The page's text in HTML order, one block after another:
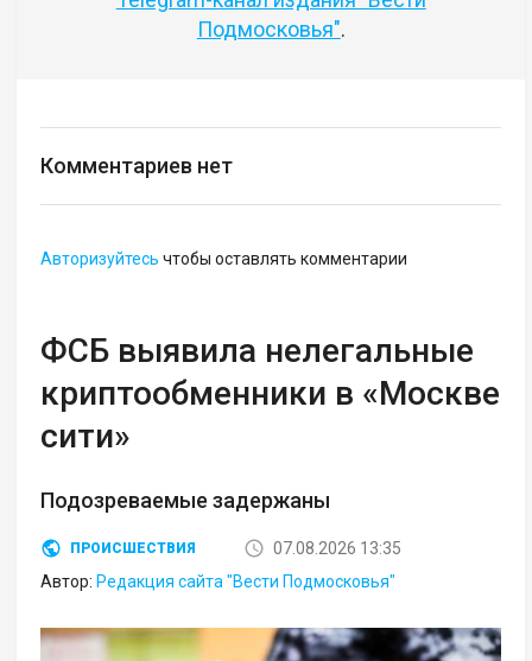
Подмосковья".
Комментариев нет
Авторизуйтесь чтобы оставлять комментарии
ФСБ выявила нелегальные
криптообменники в «Москве
сити»
Подозреваемые задержаны
ПРОИСШЕСТВИЯ
07.08.2026 13:35
Автор:Редакция сайта "Вести Подмосковья"